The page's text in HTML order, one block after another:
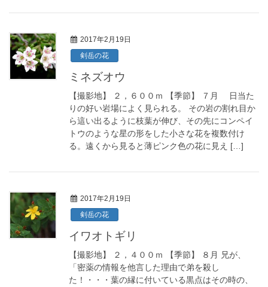
2017年2月19日
剣岳の花
ミネズオウ
【撮影地】 ２，６００ｍ 【季節】 ７月 日当た
りの好い岩場によく見られる。 その岩の割れ目か
ら這い出るように枝葉が伸び、その先にコンペイ
トウのような星の形をした小さな花を複数付け
る。遠くから見ると薄ピンク色の花に見え […]
2017年2月19日
剣岳の花
イワオトギリ
【撮影地】 ２，４００ｍ 【季節】 ８月 兄が、
「密薬の情報を他言した理由で弟を殺し
た！・・・葉の縁に付いている黒点はその時の、